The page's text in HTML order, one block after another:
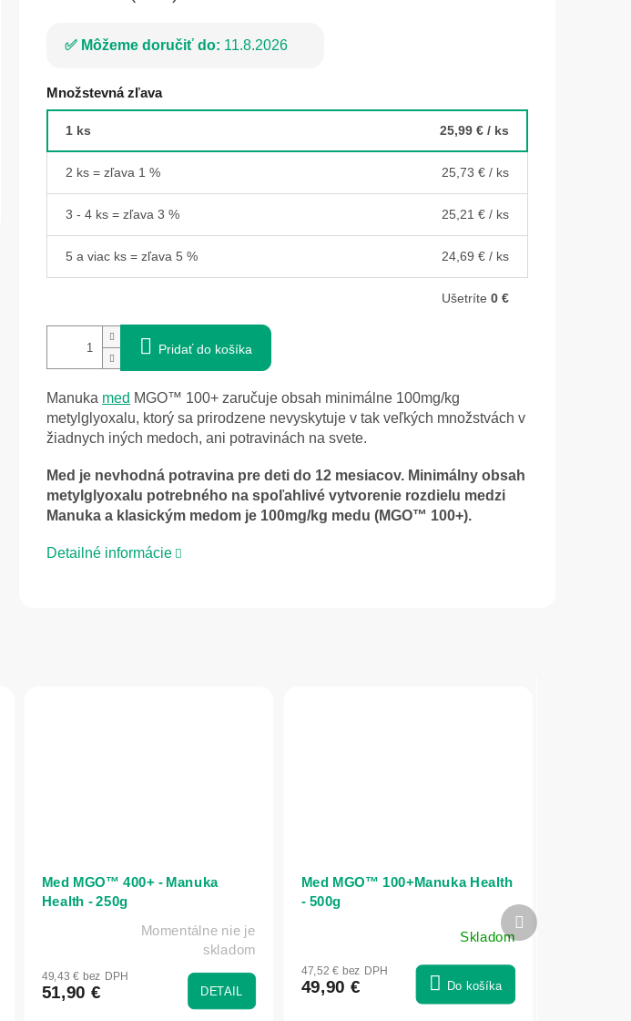
Môžeme doručiť do: 11.8.2026
Množstevná zľava
1 ks 25,99 € / ks
2 ks = zľava 1 % 25,73 € / ks
3 - 4 ks = zľava 3 % 25,21 € / ks
5 a viac ks = zľava 5 % 24,69 € / ks
Ušetríte 0 €
Pridať do košíka
Manuka med MGO™ 100+ zaručuje obsah minimálne 100mg/kg
metylglyoxalu, ktorý sa prirodzene nevyskytuje v tak veľkých množstvách v
žiadnych iných medoch, ani potravinách na svete.
Med je nevhodná potravina pre deti do 12 mesiacov. Minimálny obsah
metylglyoxalu potrebného na spoľahlivé vytvorenie rozdielu medzi
Manuka a klasickým medom je 100mg/kg medu (MGO™ 100+).
Detailné informácie
Med MGO™ 400+ - Manuka
Health - 250g
produktu
je
Momentálne nie je
skladom
49,43 € bez DPH
51,90 € DETAIL
Med MGO™ 100+Manuka Health
- 500g
Skladom
47,52 € bez DPH
49,90 € Do košíka
Ďalší
produkt